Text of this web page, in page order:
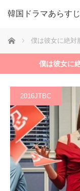
韓国ドラマあらす
ホーム 僕は彼女に絶対
僕は彼女に
2016JTBC